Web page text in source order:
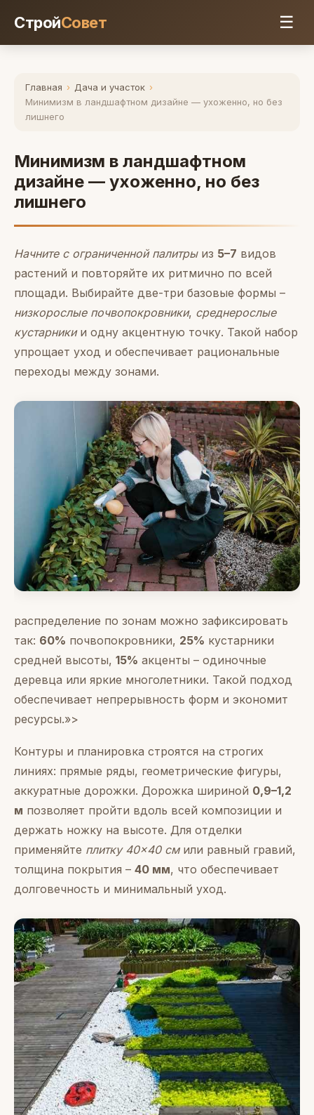
СтройСовет ☰
Главная › Дача и участок ›
Минимизм в ландшафтном дизайне — ухоженно, но без
лишнего
Минимизм в ландшафтном
дизайне — ухоженно, но без
лишнего
Начните с ограниченной палитрыиз 5–7 видов
растений и повторяйте их ритмично по всей
площади. Выбирайте две-три базовые формы –
низкорослые почвопокровники, среднерослые
кустарникии одну акцентную точку. Такой набор
упрощает уход и обеспечивает рациональные
переходы между зонами.
распределение по зонам можно зафиксировать
так: 60% почвопокровники, 25% кустарники
средней высоты, 15% акценты – одиночные
деревца или яркие многолетники. Такой подход
обеспечивает непрерывность форм и экономит
ресурсы.»>
Контуры и планировка строятся на строгих
линиях: прямые ряды, геометрические фигуры,
аккуратные дорожки. Дорожка шириной 0,9–1,2
м позволяет пройти вдоль всей композиции и
держать ножку на высоте. Для отделки
применяйте плитку 40×40 смили равный гравий,
толщина покрытия – 40 мм, что обеспечивает
долговечность и минимальный уход.